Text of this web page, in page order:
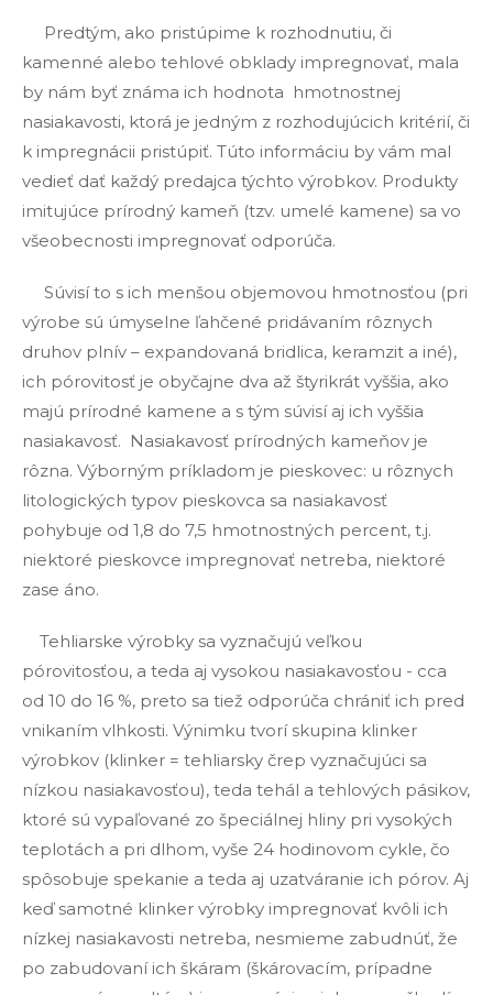
Predtým, ako pristúpime k rozhodnutiu, či
kamenné alebo tehlové obklady impregnovať, mala
by nám byť známa ich hodnota hmotnostnej
nasiakavosti, ktorá je jedným z rozhodujúcich kritérií, či
k impregnácii pristúpiť. Túto informáciu by vám mal
vedieť dať každý predajca týchto výrobkov. Produkty
imitujúce prírodný kameň (tzv. umelé kamene) sa vo
všeobecnosti impregnovať odporúča.
Súvisí to s ich menšou objemovou hmotnosťou (pri
výrobe sú úmyselne ľahčené pridávaním rôznych
druhov plnív – expandovaná bridlica, keramzit a iné),
ich pórovitosť je obyčajne dva až štyrikrát vyššia, ako
majú prírodné kamene a s tým súvisí aj ich vyššia
nasiakavosť. Nasiakavosť prírodných kameňov je
rôzna. Výborným príkladom je pieskovec: u rôznych
litologických typov pieskovca sa nasiakavosť
pohybuje od 1,8 do 7,5 hmotnostných percent, t.j.
niektoré pieskovce impregnovať netreba, niektoré
zase áno.
Tehliarske výrobky sa vyznačujú veľkou
pórovitosťou, a teda aj vysokou nasiakavosťou - cca
od 10 do 16 %, preto sa tiež odporúča chrániť ich pred
vnikaním vlhkosti. Výnimku tvorí skupina klinker
výrobkov (klinker = tehliarsky črep vyznačujúci sa
nízkou nasiakavosťou), teda tehál a tehlových pásikov,
ktoré sú vypaľované zo špeciálnej hliny pri vysokých
teplotách a pri dlhom, vyše 24 hodinovom cykle, čo
spôsobuje spekanie a teda aj uzatváranie ich pórov. Aj
keď samotné klinker výrobky impregnovať kvôli ich
nízkej nasiakavosti netreba, nesmieme zabudnúť, že
po zabudovaní ich škáram (škárovacím, prípadne